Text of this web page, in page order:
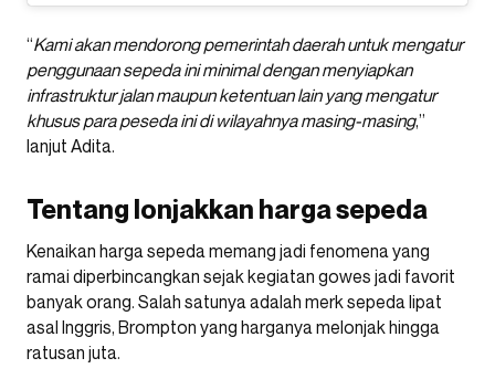
“Kami akan mendorong pemerintah daerah untuk mengatur
penggunaan sepeda ini minimal dengan menyiapkan
infrastruktur jalan maupun ketentuan lain yang mengatur
khusus para peseda ini di wilayahnya masing-masing,”
lanjut Adita.
Tentang lonjakkan harga sepeda
Kenaikan harga sepeda memang jadi fenomena yang
ramai diperbincangkan sejak kegiatan gowes jadi favorit
banyak orang. Salah satunya adalah merk sepeda lipat
asal Inggris, Brompton yang harganya melonjak hingga
ratusan juta.